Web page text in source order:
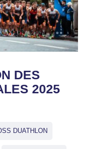
DES
2025
DUATHLON